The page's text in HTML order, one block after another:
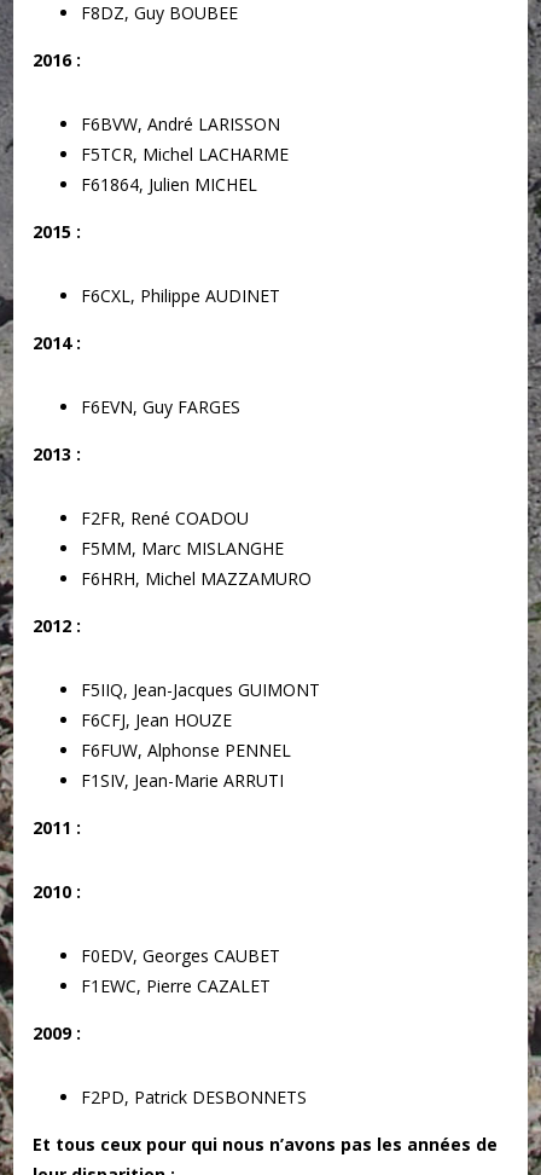
F8DZ, Guy BOUBEE
2016 :
F6BVW, André LARISSON
F5TCR, Michel LACHARME
F61864, Julien MICHEL
2015 :
F6CXL, Philippe AUDINET
2014 :
F6EVN, Guy FARGES
2013 :
F2FR, René COADOU
F5MM, Marc MISLANGHE
F6HRH, Michel MAZZAMURO
2012 :
F5IIQ, Jean-Jacques GUIMONT
F6CFJ, Jean HOUZE
F6FUW, Alphonse PENNEL
F1SIV, Jean-Marie ARRUTI
2011 :
2010 :
F0EDV, Georges CAUBET
F1EWC, Pierre CAZALET
2009 :
F2PD, Patrick DESBONNETS
Et tous ceux pour qui nous n’avons pas les années de